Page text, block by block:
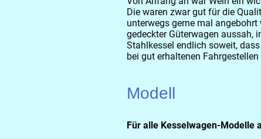
Die waren zwar gut für die
unterwegs gerne mal
gedeckter Güterwagen aussah,
Stahlkessel endlich soweit,
bei gut erhaltenen
Modell
Für alle Kesselwagen-Modelle